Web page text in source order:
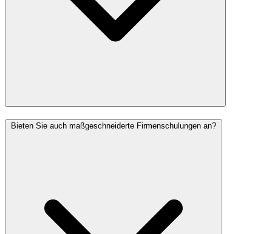
Bieten Sie auch maßgeschneiderte Firmenschulungen an?